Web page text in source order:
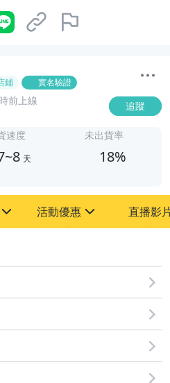
鋪 實名驗證
前上線 追蹤
速度
天
未出貨率
18%
活動優惠 直播影